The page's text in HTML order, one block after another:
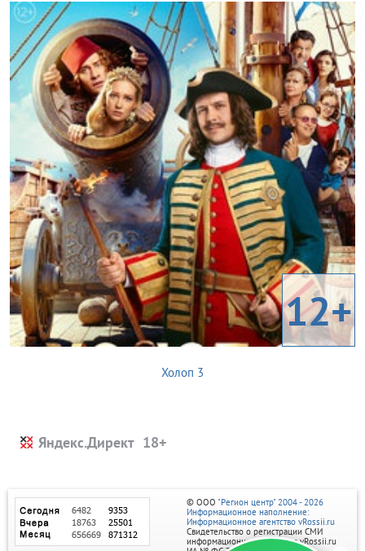
12+
Холоп 3
Яндекс.Директ
© ООО "Регион центр" 2004 - 2026
Информационное наполнение:
Информационное агентство vRossii.ru
Свидетельство о регистрации СМИ
информационного агентства vRossii.ru